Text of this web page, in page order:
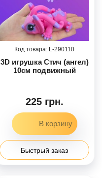
290110
3D игрушка Стич (ангел)
10см подвижный
225 грн.
Быстрый заказ